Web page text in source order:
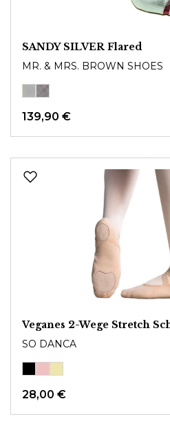
SANDY SILVER Flared
MR. & MRS. BROWN SHOES
139,90 €
Veganes 2-Wege Stretch
SO DANCA
28,00 €